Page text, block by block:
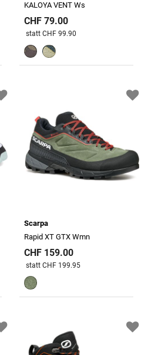
KALOYA VENT Ws
CHF 79.00
Preis reduziert von
statt CHF 99.90
Scarpa
Rapid XT GTX Wmn
CHF 159.00
Preis reduziert von
statt CHF 199.95An